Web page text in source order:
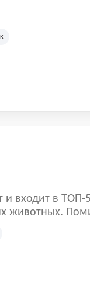
входит в ТОП-
животных.
за ее
СТМ.